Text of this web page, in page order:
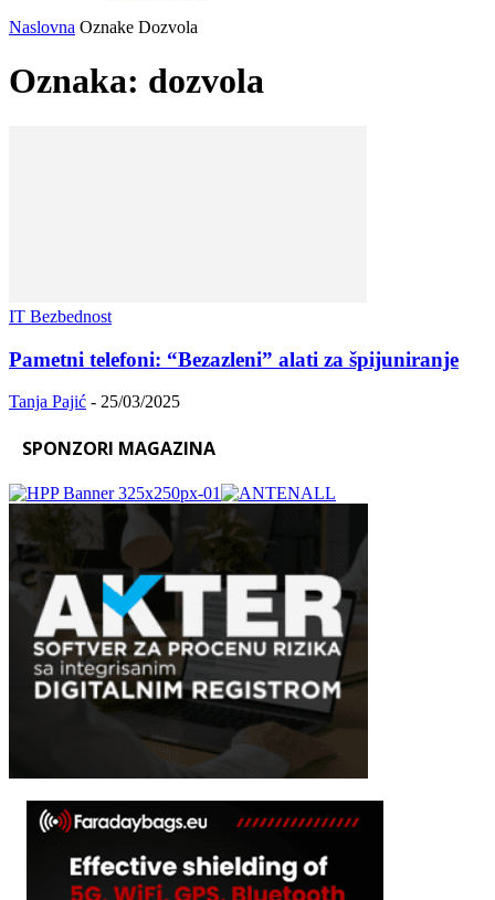
Naslovna Oznake Dozvola
Oznaka: dozvola
IT Bezbednost
Pametni telefoni: “Bezazleni” alati za špijuniranje
Tanja Pajić - 25/03/2025
SPONZORI MAGAZINA